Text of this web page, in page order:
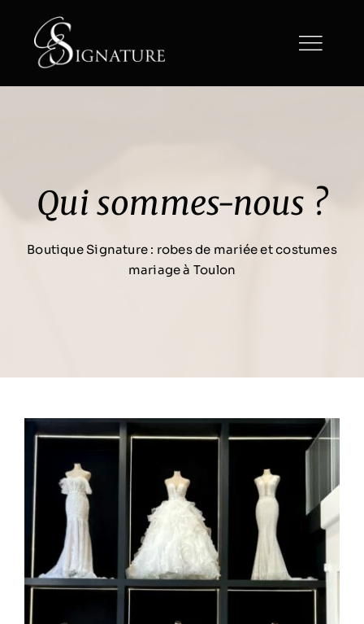
contenu
Qui sommes-nous ?
Boutique Signature : robes de mariée et costumes
mariage à Toulon